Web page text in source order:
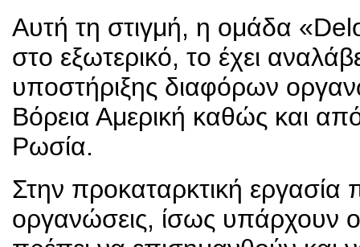
Αυτή τη στιγμή, η ομάδα
στο εξωτερικό, το έχει
υποστήριξης διαφόρων
Βόρεια Αμερική καθώς και
Ρωσία.
Στην προκαταρκτική εργασία
οργανώσεις, ίσως υπάρχουν